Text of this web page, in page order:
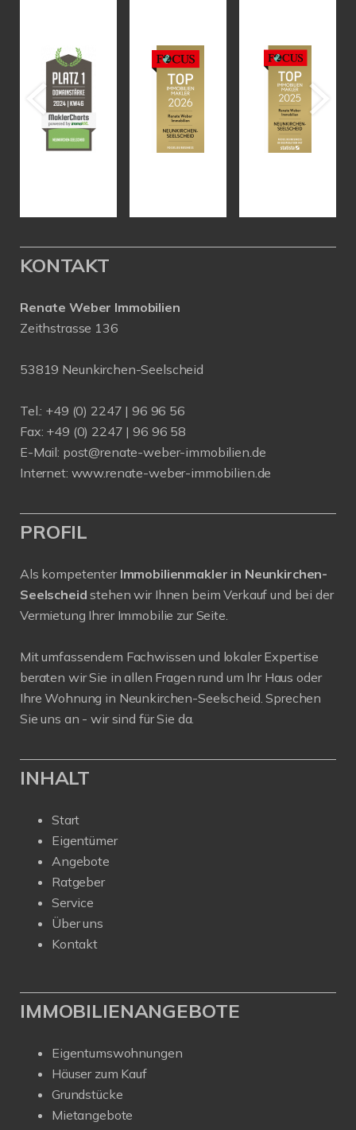
KONTAKT
Renate Weber Immobilien
Zeithstrasse 136
53819 Neunkirchen-Seelscheid
Tel.: +49 (0) 2247 | 96 96 56
Fax: +49 (0) 2247 | 96 96 58
E-Mail: post@renate-weber-immobilien.de
Internet: www.renate-weber-immobilien.de
PROFIL
Als kompetenter Immobilienmakler in Neunkirchen-
Seelscheidstehen wir Ihnen beim Verkauf und bei der
Vermietung Ihrer Immobilie zur Seite.
Mit umfassendem Fachwissen und lokaler Expertise
beraten wir Sie in allen Fragen rund um Ihr Haus oder
Ihre Wohnung in Neunkirchen-Seelscheid. Sprechen
Sie uns an - wir sind für Sie da.
INHALT
Start
Eigentümer
Angebote
Ratgeber
Service
Über uns
Kontakt
IMMOBILIENANGEBOTE
Eigentumswohnungen
Häuser zum Kauf
Grundstücke
Mietangebote